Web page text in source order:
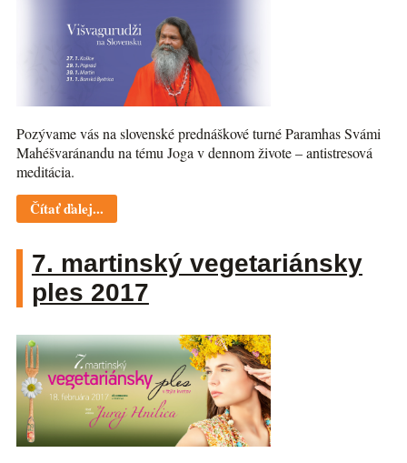
Pozývame vás na slovenské prednáškové turné Paramhas Svámi
Mahéšvaránandu na tému Joga v dennom živote – antistresová
meditácia.
Čítať ďalej...
7. martinský vegetariánsky
ples 2017